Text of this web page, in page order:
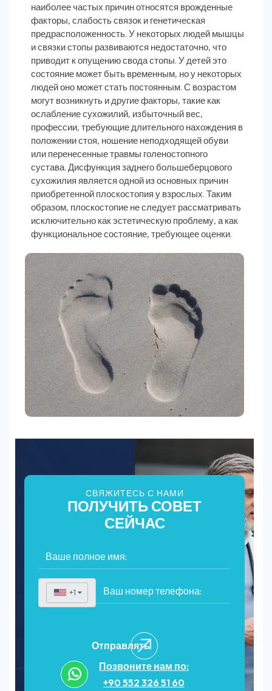
наиболее частых причин относятся врожденные
факторы, слабость связок и генетическая
предрасположенность. У некоторых людей мышцы
и связки стопы развиваются недостаточно, что
приводит к опущению свода стопы. У детей это
состояние может быть временным, но у некоторых
людей оно может стать постоянным. С возрастом
могут возникнуть и другие факторы, такие как
ослабление сухожилий, избыточный вес,
профессии, требующие длительного нахождения в
положении стоя, ношение неподходящей обуви
или перенесенные травмы голеностопного
сустава. Дисфункция заднего большеберцового
сухожилия является одной из основных причин
приобретенной плоскостопия у взрослых. Таким
образом, плоскостопие не следует рассматривать
исключительно как эстетическую проблему, а как
функциональное состояние, требующее оценки.
СВЯЖИТЕСЬ С НАМИ
ПОЛУЧИТЬ СОВЕТ
СЕЙЧАС
+1 ▼
Отправлять
Позвоните нам по:
+90 552 326 51 60